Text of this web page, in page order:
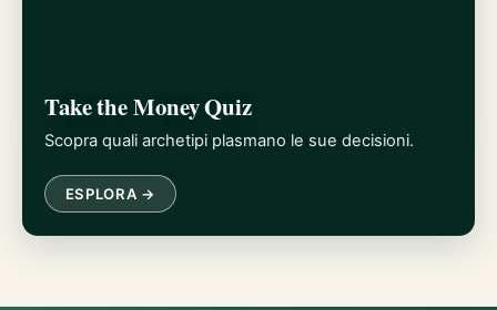
Take the Money Quiz
Scopra quali archetipi plasmano le sue decisioni.
ESPLORA →